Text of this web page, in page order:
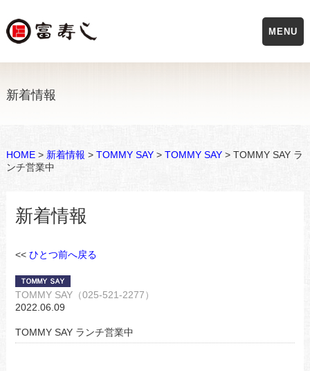
新着情報
HOME> 新着情報 > TOMMY SAY> TOMMY SAY> TOMMY SAY ラ
ンチ営業中
新着情報
<< ひとつ前へ戻る
TOMMY SAY（025-521-2277）
2022.06.09
TOMMY SAY ランチ営業中
MENU